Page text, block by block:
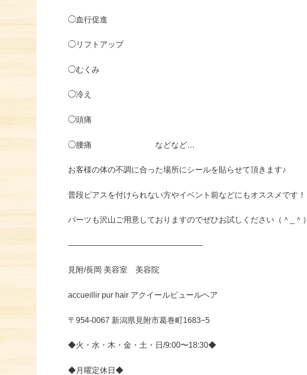
◯血行促進
◯リフトアップ
◯むくみ
◯冷え
◯頭痛
◯腰痛 などなど…
お客様の体の不調に合った場所にシールを貼らせて頂きます♪
普段ピアスを付けられない方やイベント前などにもオススメです！
パーツも沢山ご用意しておりますのでぜひお試しください（＾_＾）
—————————————————
見附/長岡 美容室 美容院
accueillir pur hair アクイールピュールヘア
〒 954-0067 新潟県見附市葛巻町1683−5
◆火・水・木・金・土・日 /9:00〜18:30◆
◆月曜定休日◆